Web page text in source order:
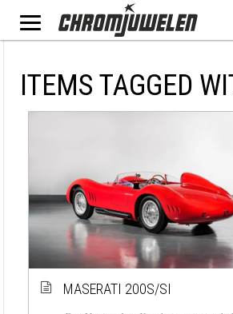
ITEMS TAGGED
MASERATI 200S/SI